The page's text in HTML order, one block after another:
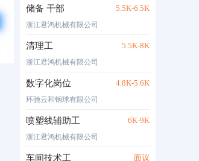
储备 干部 5.5K-6.5K
浙江君鸿机械有限公司
清理工 5.5K-8K
浙江君鸿机械有限公司
数字化岗位 4.8K-5.6K
环驰云和钢球有限公司
喷塑线辅助工 6K-9K
浙江君鸿机械有限公司
车间技术工 面议